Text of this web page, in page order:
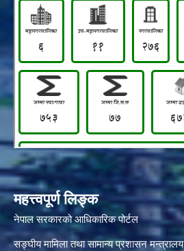
महत्त्वपूर्ण लिङ्क
नेपाल सरकारको आधिकारिक पोर्टल
सङ्‍घीय मामिला तथा सामान्य प्रशासन मन्त्रालय